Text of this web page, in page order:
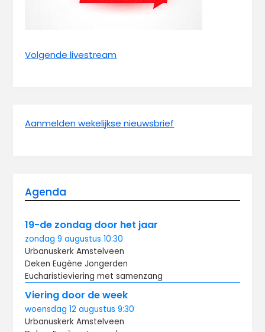
Volgende livestream
Aanmelden wekelijkse nieuwsbrief
Agenda
19-de zondag door het jaar
zondag 9 augustus10:30
Urbanuskerk Amstelveen
Deken Eugène Jongerden
Eucharistieviering met samenzang
Viering door de week
woensdag 12 augustus9:30
Urbanuskerk Amstelveen